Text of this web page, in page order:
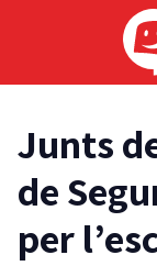
Junts
de
per